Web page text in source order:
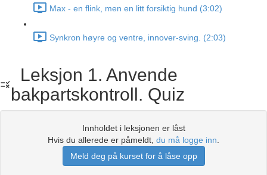
Max - en flink, men en litt forsiktig hund (3:02)
Synkron høyre og ventre, innover-sving. (2:03)
Leksjon 1. Anvende
bakpartskontroll. Quiz
Innholdet i leksjonen er låst
Hvis du allerede er påmeldt, du må logge inn
Meld deg på kurset for å låse opp